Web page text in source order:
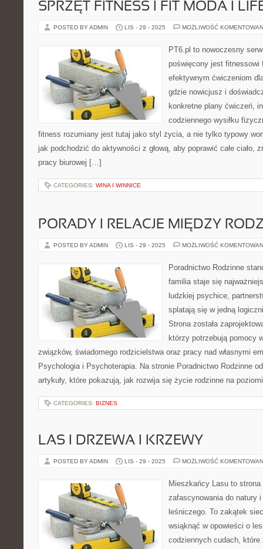
SPRZĘT FITNESS I FIT MODA I
POSTED BY ADMIN LIS - 29 - 2025 MOŻLIWOŚĆ
PT6.pl to nowoczesny
poświęcony jest fitnessowi
efektywnym ćwiczeniom
gdzie nowicjusz i
konkretne plany ćwiczeń,
codziennego wysiłku
fitness rozumiany jest tutaj jako styl życia, a nie tylko typowy
jak podchodzić do aktywności z głową, aby poprawić całe ciało,
pracy biurowej […]
CATEGORIES: WINA I WINNICE
PORADY I RELACJE MIĘDZY
POSTED BY ADMIN LIS - 29 - 2025 MOŻLIWOŚĆ
Poradnictwo Rodzinne
familia staje się
ludzkiej psychice,
splatają się w jedną
Strona została
którzy potrzebują pomocy
związków, świadomego rodzicielstwa oraz pracy nad własnymi
Psychologia i Psychoterapia. Na stronie Poradnictwo Rodzinne
artykuły, które pokazują, jak rozwija się życie rodzinne na
CATEGORIES: BIZNES
LAS I DRZEWA I KRZEWY
POSTED BY ADMIN LIS - 29 - 2025 MOŻLIWOŚĆ
Mieszkańcy Lasu to
zafascynowania do natury
leśniczego. To zakątek
wsiąknąć w opowieści o
codziennych cudach,